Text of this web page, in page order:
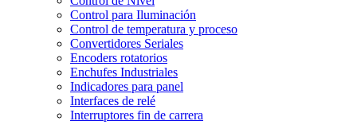
Control para Iluminación
Control de temperatura y proceso
Convertidores Seriales
Encoders rotatorios
Enchufes Industriales
Indicadores para panel
Interfaces de relé
Interruptores fin de carrera